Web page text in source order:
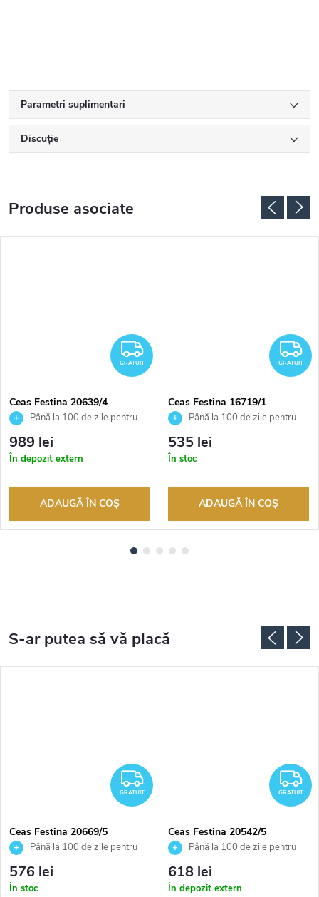
Parametri suplimentari
Discuţie
Produse asociate
GRATUIT
GRATUIT
Ceas Festina 20639/4
Până la 100 de zile pentru
returnarea bunurilor. Vânzător
autorizat
989 lei
În depozit extern
ADAUGĂ ÎN COŞ
GRATUIT
Ceas Festina 16719/1
Până la 100 de zile pentru
returnarea bunurilor. Vânzător
autorizat
535 lei
În stoc
ADAUGĂ ÎN COŞ
GRATUIT
GRATUIT
Ceas Festina 20669/5
Până la 100 de zile pentru
returnarea bunurilor. Vânzător
autorizat
576 lei
În stoc
GRATUIT
Ceas Festina 20542/5
Până la 100 de zile pentru
returnarea bunurilor. Vânzător
autorizat
618 lei
În depozit extern